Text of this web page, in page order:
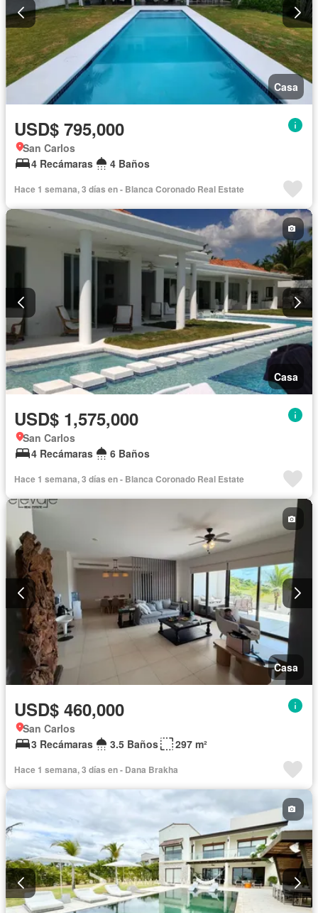
Casa
USD$ 795,000
San Carlos
4 Recámaras
4 Baños
Hace 1 semana, 3 días en - Blanca Coronado Real Estate
Casa
USD$ 1,575,000
San Carlos
4 Recámaras
6 Baños
Hace 1 semana, 3 días en - Blanca Coronado Real Estate
Casa
USD$ 460,000
San Carlos
3 Recámaras
3.5 Baños 297 m²
Hace 1 semana, 3 días en - Dana Brakha